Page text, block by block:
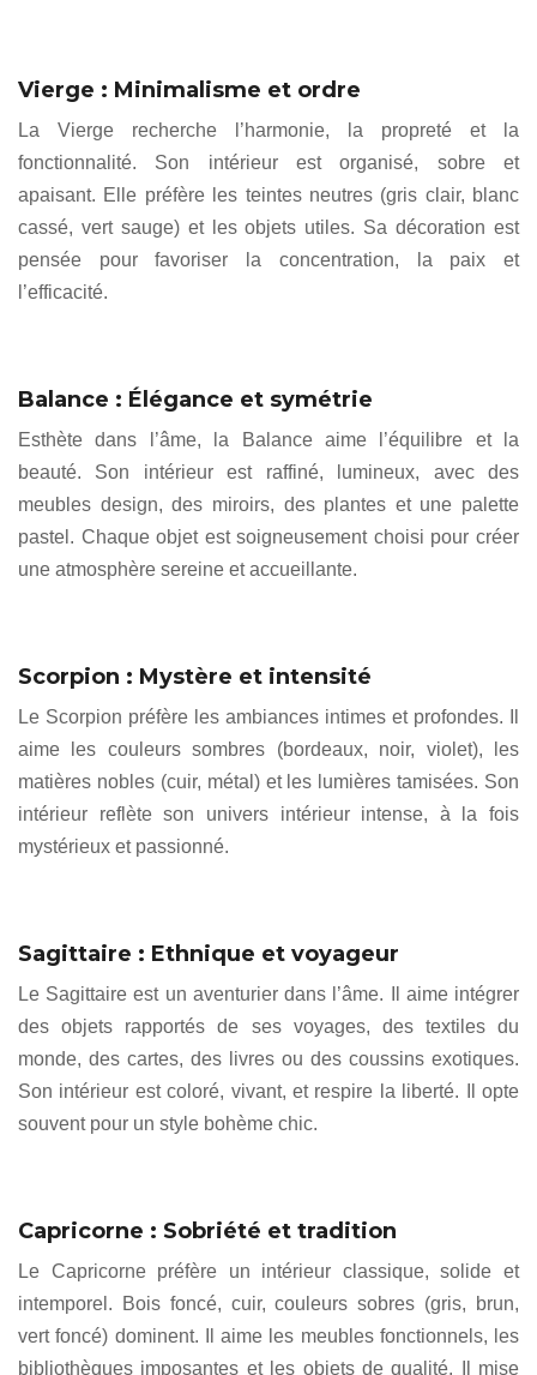
Vierge : Minimalisme et ordre
La Vierge recherche l’harmonie, la propreté et la
fonctionnalité. Son intérieur est organisé, sobre et
apaisant. Elle préfère les teintes neutres (gris clair, blanc
cassé, vert sauge) et les objets utiles. Sa décoration est
pensée pour favoriser la concentration, la paix et
l’efficacité.
Balance : Élégance et symétrie
Esthète dans l’âme, la Balance aime l’équilibre et la
beauté. Son intérieur est raffiné, lumineux, avec des
meubles design, des miroirs, des plantes et une palette
pastel. Chaque objet est soigneusement choisi pour créer
une atmosphère sereine et accueillante.
Scorpion : Mystère et intensité
Le Scorpion préfère les ambiances intimes et profondes. Il
aime les couleurs sombres (bordeaux, noir, violet), les
matières nobles (cuir, métal) et les lumières tamisées. Son
intérieur reflète son univers intérieur intense, à la fois
mystérieux et passionné.
Sagittaire : Ethnique et voyageur
Le Sagittaire est un aventurier dans l’âme. Il aime intégrer
des objets rapportés de ses voyages, des textiles du
monde, des cartes, des livres ou des coussins exotiques.
Son intérieur est coloré, vivant, et respire la liberté. Il opte
souvent pour un style bohème chic.
Capricorne : Sobriété et tradition
Le Capricorne préfère un intérieur classique, solide et
intemporel. Bois foncé, cuir, couleurs sobres (gris, brun,
vert foncé) dominent. Il aime les meubles fonctionnels, les
bibliothèques imposantes et les objets de qualité. Il mise